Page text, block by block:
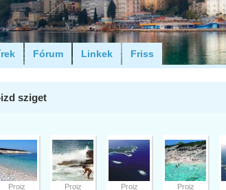
Fórum Linkek Friss
sziget
Proiz
Proiz
Proiz
Proiz